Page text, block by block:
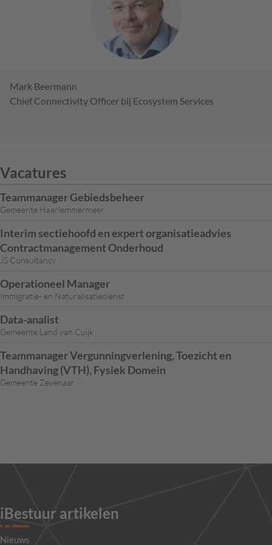
Mark Beermann
Chief Connectivity Officer bij Ecosystem Services
Vacatures
Teammanager Gebiedsbeheer
Gemeente Haarlemmermeer
Interim sectiehoofd en expert organisatieadvies
Contractmanagement Onderhoud
JS Consultancy
Operationeel Manager
Immigratie- en Naturalisatiedienst
Data-analist
Gemeente Land van Cuijk
Teammanager Vergunningverlening, Toezicht en
Handhaving (VTH), Fysiek Domein
Gemeente Zevenaar
iBestuur artikelen
Nieuws